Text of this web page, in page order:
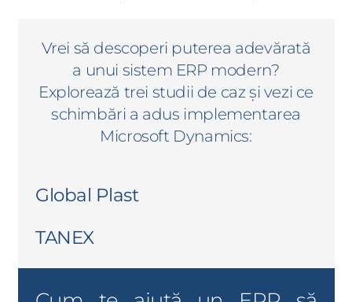
Vrei să descoperi puterea adevărată
a unui sistem ERP modern?
Explorează trei studii de caz și vezi ce
schimbări a adus implementarea
Microsoft Dynamics:
Global Plast
TANEX